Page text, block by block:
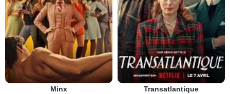
Minx Transatlantique